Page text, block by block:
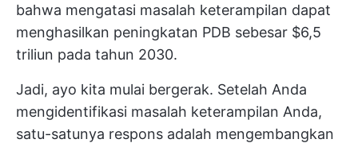
bahwa mengatasi masalah keterampilan dapat
menghasilkan peningkatan PDB sebesar $6,5
triliun pada tahun 2030.
Jadi, ayo kita mulai bergerak. Setelah Anda
mengidentifikasi masalah keterampilan Anda,
satu-satunya respons adalah mengembangkan